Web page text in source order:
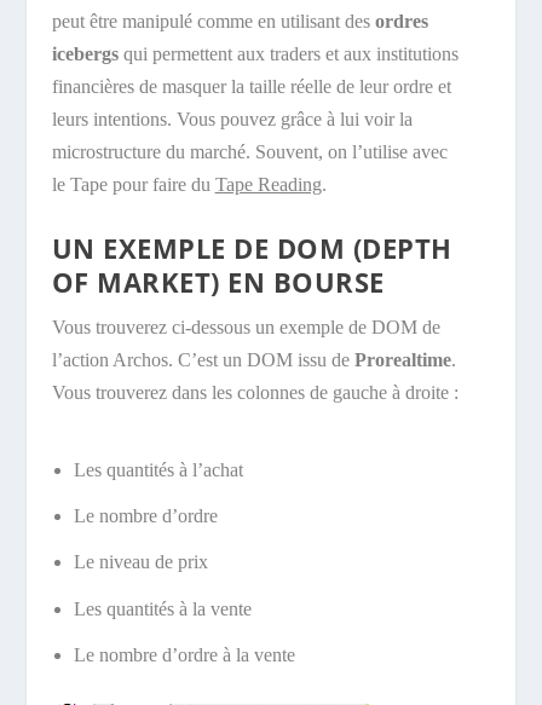
peut être manipulé comme en utilisant des ordres
icebergsqui permettent aux traders et aux institutions
financières de masquer la taille réelle de leur ordre et
leurs intentions. Vous pouvez grâce à lui voir la
microstructure du marché. Souvent, on l’utilise avec
leTape pour faire du Tape Reading.
UN EXEMPLE DE DOM (DEPTH
OF MARKET) EN BOURSE
Vous trouverez ci-dessous un exemple de DOM de
l’action Archos. C’est un DOM issu de Prorealtime.
Vous trouverez dans les colonnes de gauche à droite :
Les quantités à l’achat
Le nombre d’ordre
Le niveau de prix
Les quantités à la vente
Le nombre d’ordre à la vente